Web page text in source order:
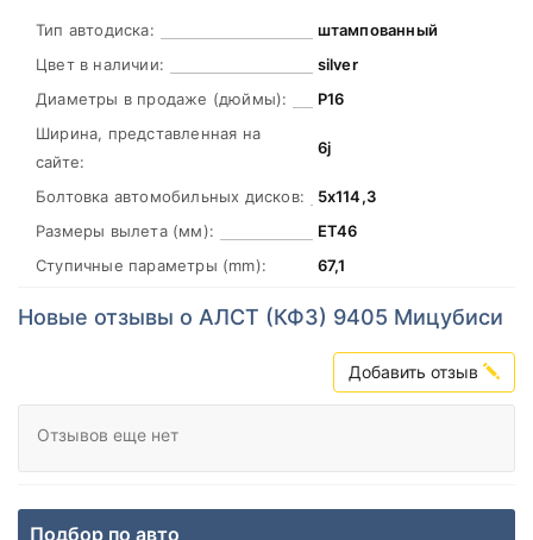
Тип автодиска:
штампованный
Цвет в наличии:
silver
Диаметры в продаже (дюймы):
Р16
Ширина, представленная на
сайте:
6j
Болтовка автомобильных дисков:
5х114,3
Размеры вылета (мм):
ЕТ46
Ступичные параметры (mm):
67,1
Новые отзывы о АЛСТ (КФЗ) 9405 Mицубиси
Добавить отзыв
Отзывов еще нет
Подбор по авто